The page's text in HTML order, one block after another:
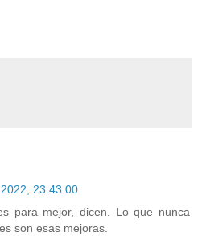
23:43:00
para mejor, dicen. Lo que nunca
son esas mejoras.